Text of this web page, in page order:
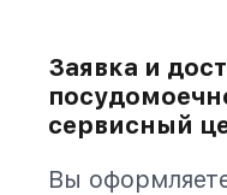
Заявка и
сервисный
Вы